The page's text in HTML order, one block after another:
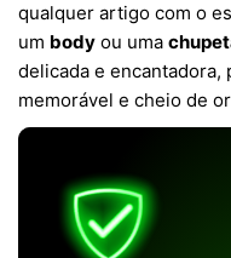
qualquer artigo com o
um body ou uma
delicada e
memorável e cheio de